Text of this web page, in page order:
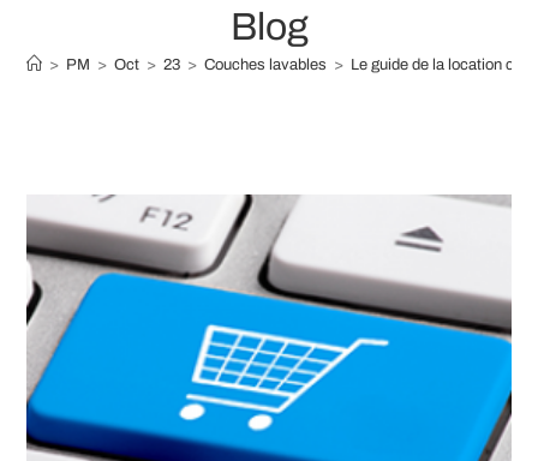
Blog
> PM > Oct > 23 > Couches lavables > Le guide de la location